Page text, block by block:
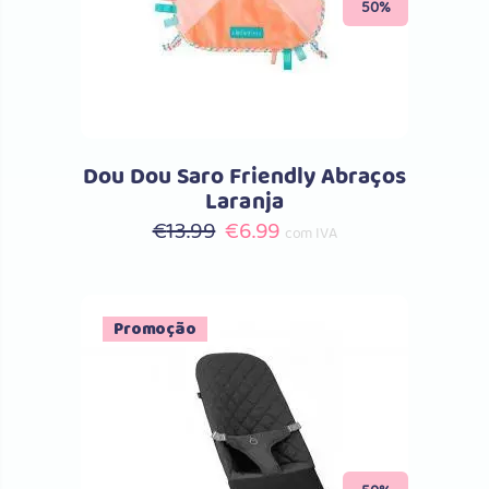
50%
Dou Dou Saro Friendly Abraços
Laranja
€13.99 O
€13.99.
€6.99O
com IVA
Promoção
Comprar